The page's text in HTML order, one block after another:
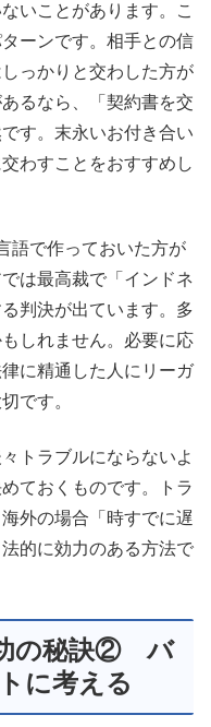
いことがあります。こ
ーンです。相手との信
っかりと交わした方が
るなら、「契約書を交
す。末永いお付き合い
わすことをおすすめし
語で作っておいた方が
は最高裁で「インドネ
判決が出ています。多
しれません。必要に応
に精通した人にリーガ
です。
トラブルにならないよ
ておくものです。トラ
外の場合「時すでに遅
的に効力のある方法で
の秘訣② バ
に考える